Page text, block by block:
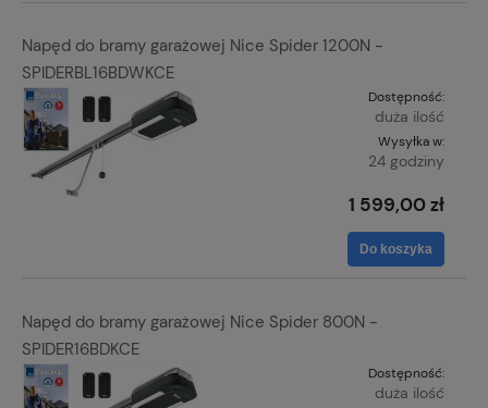
Napęd do bramy garażowej Nice Spider 1200N -
SPIDERBL16BDWKCE
Dostępność:
duża ilość
Wysyłka w:
24 godziny
1 599,00 zł
Do koszyka
Napęd do bramy garażowej Nice Spider 800N -
SPIDER16BDKCE
Dostępność:
duża ilość